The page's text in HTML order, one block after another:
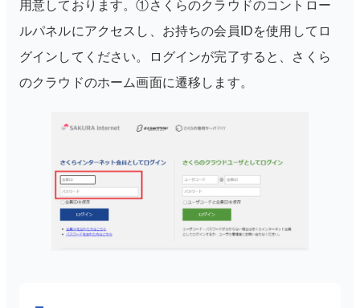
用意しております。①さくらのクラウドのコントロー
ルパネルにアクセスし、お持ちの会員IDを使用してロ
グインしてください。ログインが完了すると、さくら
のクラウドのホーム画面に遷移します。